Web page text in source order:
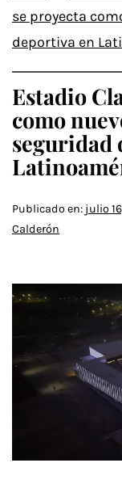
se proyecta
deportiva en
Estadio
como
seguridad
Publicado en: julio
Calderón